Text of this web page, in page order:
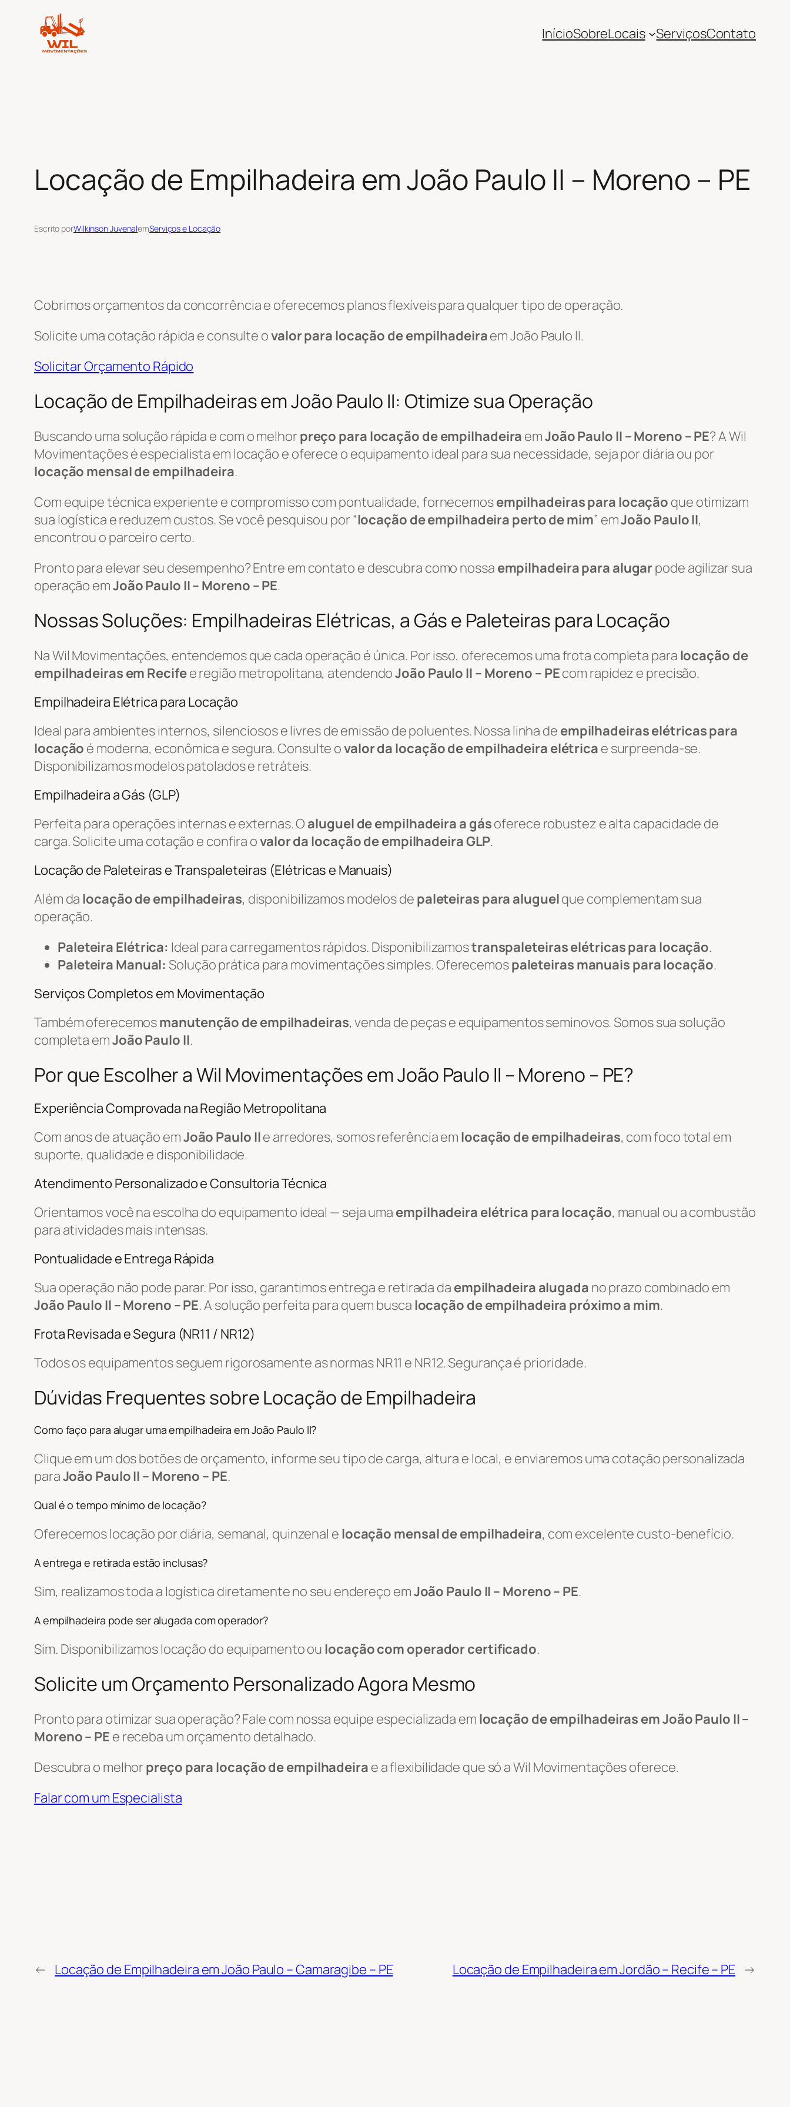
InícioSobreLocais ServiçosContato
Locação de Empilhadeira em João Paulo II – Moreno – PE
Escrito porWilkinson JuvenalemServiços e Locação
Cobrimos orçamentos da concorrência e oferecemos planos flexíveis para qualquer tipo de operação.
Solicite uma cotação rápida e consulte ovalor para locação de empilhadeiraem João Paulo II.
Solicitar Orçamento Rápido
Locação de Empilhadeiras em João Paulo II: Otimize sua Operação
Buscando uma solução rápida e com o melhor preço para locação de empilhadeira emJoão Paulo II – Moreno – PE? A Wil
Movimentações é especialista em locação e oferece o equipamento ideal para sua necessidade, seja por diária ou por
locação mensal de empilhadeira.
Com equipe técnica experiente e compromisso com pontualidade, fornecemosempilhadeiras para locação que otimizam
sua logística e reduzem custos. Se você pesquisou por “locação de empilhadeira perto de mim” emJoão Paulo II,
encontrou o parceiro certo.
Pronto para elevar seu desempenho? Entre em contato e descubra como nossa empilhadeira para alugarpode agilizar sua
operação emJoão Paulo II – Moreno – PE.
Nossas Soluções: Empilhadeiras Elétricas, a Gás e Paleteiras para Locação
Na Wil Movimentações, entendemos que cada operação é única. Por isso, oferecemos uma frota completa para locação de
empilhadeiras em Recifee região metropolitana, atendendoJoão Paulo II – Moreno – PEcom rapidez e precisão.
Empilhadeira Elétrica para Locação
Ideal para ambientes internos, silenciosos e livres de emissão de poluentes. Nossa linha de empilhadeiras elétricas para
locação é moderna, econômica e segura. Consulte ovalor da locação de empilhadeira elétrica e surpreenda-se.
Disponibilizamos modelos patolados e retráteis.
Empilhadeira a Gás (GLP)
Perfeita para operações internas e externas. O aluguel de empilhadeira a gásoferece robustez e alta capacidade de
carga. Solicite uma cotação e confira ovalor da locação de empilhadeira GLP.
Locação de Paleteiras e Transpaleteiras (Elétricas e Manuais)
Além da locação de empilhadeiras, disponibilizamos modelos de paleteiras para aluguelque complementam sua
operação.
Paleteira Elétrica: Ideal para carregamentos rápidos. Disponibilizamostranspaleteiras elétricas para locação.
Paleteira Manual: Solução prática para movimentações simples. Oferecemospaleteiras manuais para locação.
Serviços Completos em Movimentação
Também oferecemosmanutenção de empilhadeiras, venda de peças e equipamentos seminovos. Somos sua solução
completa emJoão Paulo II.
Por que Escolher a Wil Movimentações em João Paulo II – Moreno – PE?
Experiência Comprovada na Região Metropolitana
Com anos de atuação emJoão Paulo IIe arredores, somos referência em locação de empilhadeiras, com foco total em
suporte, qualidade e disponibilidade.
Atendimento Personalizado e Consultoria Técnica
Orientamos você na escolha do equipamento ideal — seja uma empilhadeira elétrica para locação, manual ou a combustão
para atividades mais intensas.
Pontualidade e Entrega Rápida
Sua operação não pode parar. Por isso, garantimos entrega e retirada da empilhadeira alugada no prazo combinado em
João Paulo II – Moreno – PE. A solução perfeita para quem busca locação de empilhadeira próximo a mim.
Frota Revisada e Segura (NR11 / NR12)
Todos os equipamentos seguem rigorosamente as normas NR11 e NR12. Segurança é prioridade.
Dúvidas Frequentes sobre Locação de Empilhadeira
Como faço para alugar uma empilhadeira em João Paulo II?
Clique em um dos botões de orçamento, informe seu tipo de carga, altura e local, e enviaremos uma cotação personalizada
paraJoão Paulo II – Moreno – PE.
Qual é o tempo mínimo de locação?
Oferecemos locação por diária, semanal, quinzenal e locação mensal de empilhadeira, com excelente custo-benefício.
A entrega e retirada estão inclusas?
Sim, realizamos toda a logística diretamente no seu endereço emJoão Paulo II – Moreno – PE.
A empilhadeira pode ser alugada com operador?
Sim. Disponibilizamos locação do equipamento ou locação com operador certificado.
Solicite um Orçamento Personalizado Agora Mesmo
Pronto para otimizar sua operação? Fale com nossa equipe especializada em locação de empilhadeiras em João Paulo II –
Moreno – PE e receba um orçamento detalhado.
Descubra o melhor preço para locação de empilhadeira e a flexibilidade que só a Wil Movimentações oferece.
Falar com um Especialista
← Locação de Empilhadeira em João Paulo – Camaragibe – PE Locação de Empilhadeira em Jordão – Recife – PE →